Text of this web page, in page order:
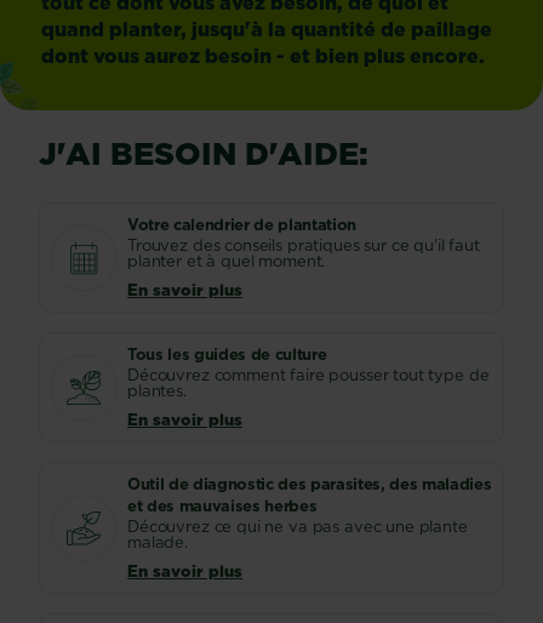
quand planter, jusqu'à la quantité de paillage
dont vous aurez besoin - et bien plus encore.
J'AI BESOIN D'AIDE:
Votre calendrier de plantation
Trouvez des conseils pratiques sur ce qu'il faut
planter et à quel moment.
En savoir plus
Tous les guides de culture
Découvrez comment faire pousser tout type de
plantes.
En savoir plus
Outil de diagnostic des parasites, des maladies
et des mauvaises herbes
Découvrez ce qui ne va pas avec une plante
malade.
En savoir plus